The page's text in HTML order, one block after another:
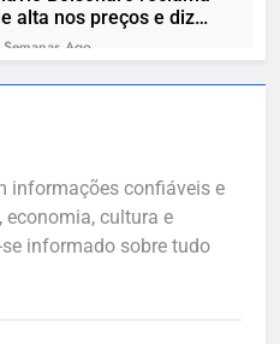
alta nos preços e diz
brasileiros parcelam
comida básica
Ago
promoções de Samsung
Fit3 e Redmi
5 Active
3 Semanas Ago
Indústria de games
rumo ao digital e
informações confiáveis e
cultura e
informado sobre tudo